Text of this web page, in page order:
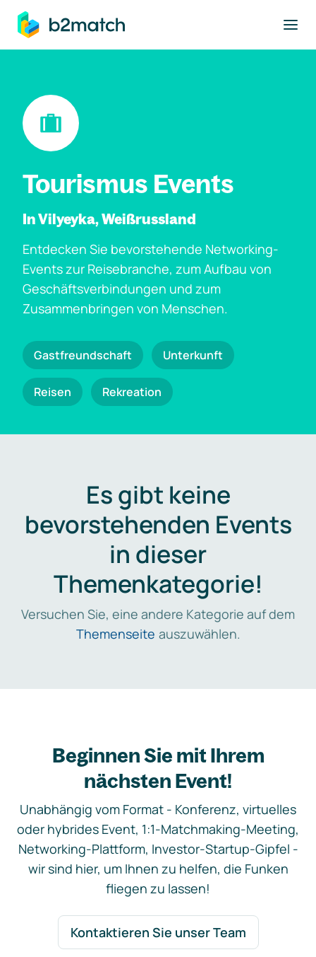
springen
Tourismus Events
In Vilyeyka, Weißrussland
Entdecken Sie bevorstehende Networking-
Events zur Reisebranche, zum Aufbau von
Geschäftsverbindungen und zum
Zusammenbringen von Menschen.
Gastfreundschaft Unterkunft
Reisen Rekreation
Es gibt keine
bevorstehenden Events
in dieser
Themenkategorie!
Versuchen Sie, eine andere Kategorie auf dem
Themenseite auszuwählen.
Beginnen Sie mit Ihrem
nächsten Event!
Unabhängig vom Format - Konferenz, virtuelles
oder hybrides Event, 1:1-Matchmaking-Meeting,
Networking-Plattform, Investor-Startup-Gipfel -
wir sind hier, um Ihnen zu helfen, die Funken
fliegen zu lassen!
Kontaktieren Sie unser Team